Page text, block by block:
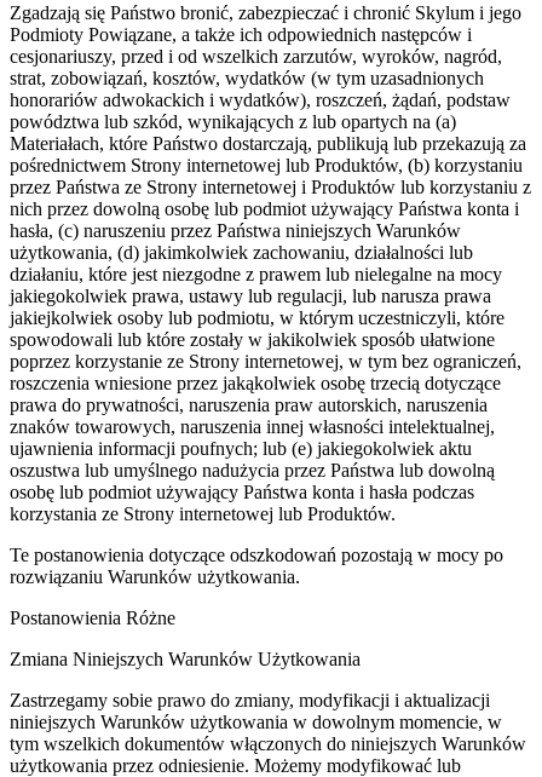
Zgadzają się Państwo bronić, zabezpieczać i chronić Skylum i jego
Podmioty Powiązane, a także ich odpowiednich następców i
cesjonariuszy, przed i od wszelkich zarzutów, wyroków, nagród,
strat, zobowiązań, kosztów, wydatków (w tym uzasadnionych
honorariów adwokackich i wydatków), roszczeń, żądań, podstaw
powództwa lub szkód, wynikających z lub opartych na (a)
Materiałach, które Państwo dostarczają, publikują lub przekazują za
pośrednictwem Strony internetowej lub Produktów, (b) korzystaniu
przez Państwa ze Strony internetowej i Produktów lub korzystaniu z
nich przez dowolną osobę lub podmiot używający Państwa konta i
hasła, (c) naruszeniu przez Państwa niniejszych Warunków
użytkowania, (d) jakimkolwiek zachowaniu, działalności lub
działaniu, które jest niezgodne z prawem lub nielegalne na mocy
jakiegokolwiek prawa, ustawy lub regulacji, lub narusza prawa
jakiejkolwiek osoby lub podmiotu, w którym uczestniczyli, które
spowodowali lub które zostały w jakikolwiek sposób ułatwione
poprzez korzystanie ze Strony internetowej, w tym bez ograniczeń,
roszczenia wniesione przez jakąkolwiek osobę trzecią dotyczące
prawa do prywatności, naruszenia praw autorskich, naruszenia
znaków towarowych, naruszenia innej własności intelektualnej,
ujawnienia informacji poufnych; lub (e) jakiegokolwiek aktu
oszustwa lub umyślnego nadużycia przez Państwa lub dowolną
osobę lub podmiot używający Państwa konta i hasła podczas
korzystania ze Strony internetowej lub Produktów.
Te postanowienia dotyczące odszkodowań pozostają w mocy po
rozwiązaniu Warunków użytkowania.
Postanowienia Różne
Zmiana Niniejszych Warunków Użytkowania
Zastrzegamy sobie prawo do zmiany, modyfikacji i aktualizacji
niniejszych Warunków użytkowania w dowolnym momencie, w
tym wszelkich dokumentów włączonych do niniejszych Warunków
użytkowania przez odniesienie. Możemy modyfikować lub